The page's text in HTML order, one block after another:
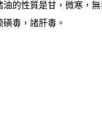
油的性質是甘，微寒，
磺毒，諸肝毒。